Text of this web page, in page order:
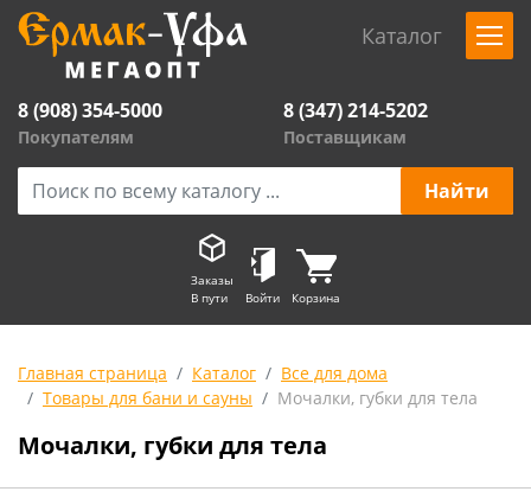
Каталог
8 (908) 354-5000
Покупателям
8 (347) 214-5202
Поставщикам
Заказы
В пути
Войти Корзина
Главная страница Каталог
Все для дома
Товары для бани и сауны
Мочалки, губки для тела
Мочалки, губки для тела